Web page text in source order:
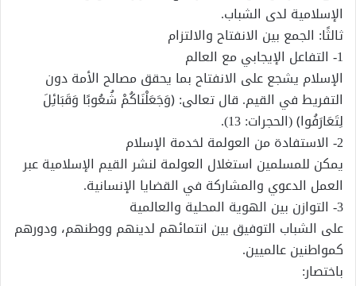
الإسلامية لدى الشباب.
ثالثًا: الجمع بين الانفتاح والالتزام
1- التفاعل الإيجابي مع العالم
الإسلام يشجع على الانفتاح بما يحقق مصالح الأمة دون
التفريط في القيم. قال تعالى: ﴿وَجَعَلْنَاكُمْ شُعُوبًا وَقَبَائِلَ
لِتَعَارَفُوا﴾ (الحجرات: 13).
2- الاستفادة من العولمة لخدمة الإسلام
يمكن للمسلمين استغلال العولمة لنشر القيم الإسلامية عبر
العمل الدعوي والمشاركة في القضايا الإنسانية.
3- التوازن بين الهوية المحلية والعالمية
على الشباب التوفيق بين انتمائهم لدينهم ووطنهم، ودورهم
كمواطنين عالميين.
باختصار: